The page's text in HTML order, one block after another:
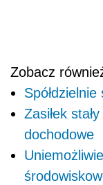
Zobacz
Zasiłek
dochodowe